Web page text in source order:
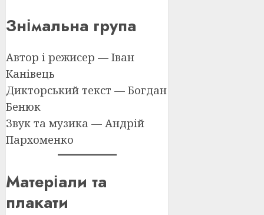
Знімальна група
Автор і режисер — Іван
Канівець
Дикторський текст — Богдан
Бенюк
Звук та музика — Андрій
Пархоменко
Матеріали та
плакати